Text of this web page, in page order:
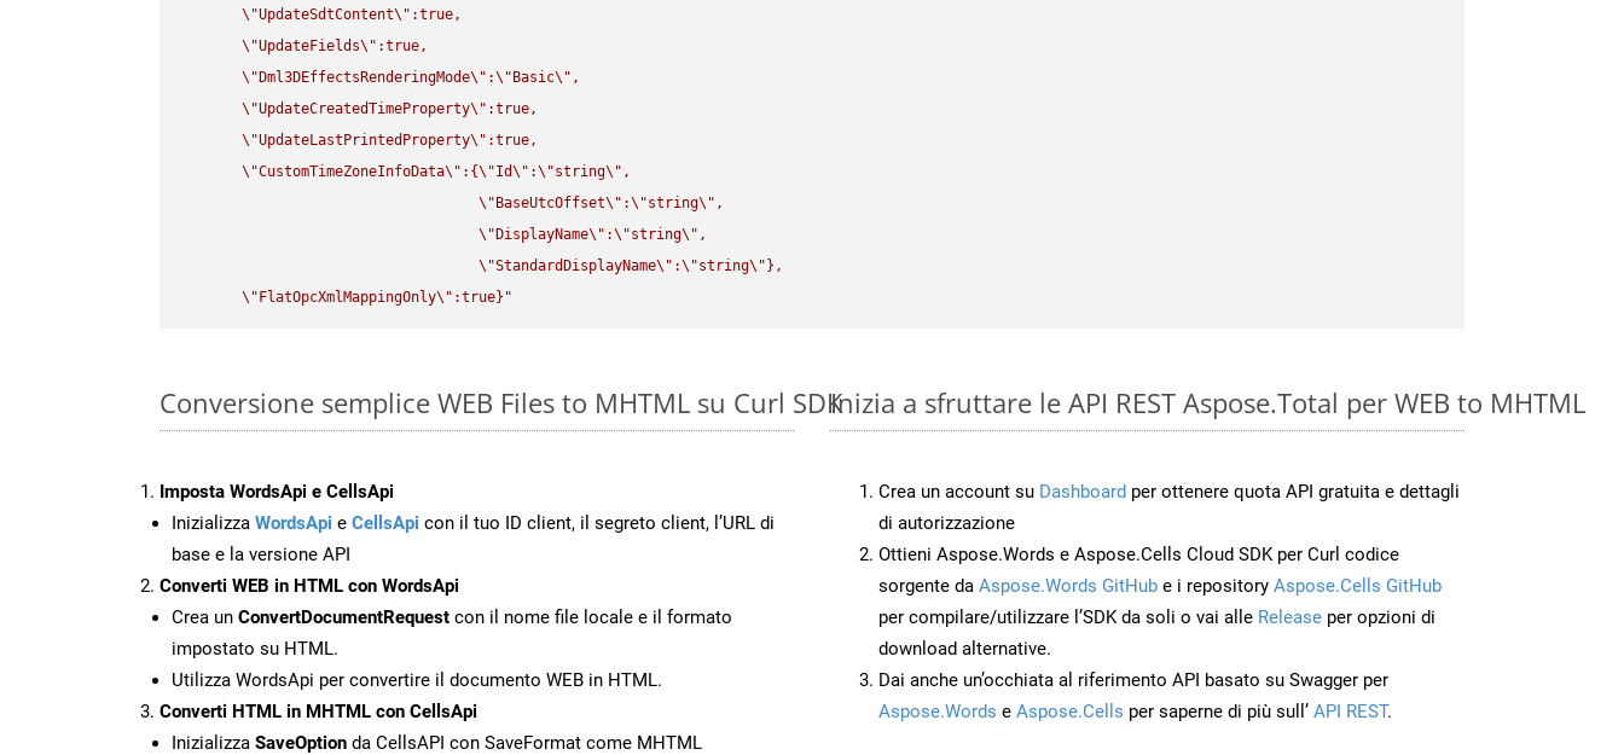
\"UpdateSdtContent\" :true,
\"UpdateFields\" :true,
\" Dml3DEffectsRenderingMode\" :\" Basic\" ,
\"UpdateCreatedTimeProperty\" :true,
\"UpdateLastPrintedProperty\" :true,
\"CustomTimeZoneInfoData\" :{\"Id\" :\"string\" ,
\" BaseUtcOffset\" :\"string\" ,
\" DisplayName\" :\"string\" ,
\"StandardDisplayName\" :\"string\" },
\" FlatOpcXmlMappingOnly\" :true}"
Conversione semplice WEB Files to MHTML su Curl SDK
Imposta WordsApi e CellsApi
Inizializza WordsApi e CellsApi con il tuo ID client, il segreto client, l’URL di
base e la versione API
Converti WEB in HTML con WordsApi
Crea un ConvertDocumentRequest con il nome file locale e il formato
impostato su HTML.
Utilizza WordsApi per convertire il documento WEB in HTML.
Converti HTML in MHTML con CellsApi
Inizializza SaveOption da CellsAPI con SaveFormat come MHTML
Inizia a sfruttare le API REST Aspose.Total per WEB to MHTML
Crea un account su Dashboard per ottenere quota API gratuita e dettagli
di autorizzazione
Ottieni Aspose.Words e Aspose.Cells Cloud SDK per Curl codice
sorgente da Aspose.Words GitHub e i repository Aspose.Cells GitHub
per compilare/utilizzare l’SDK da soli o vai alle Release per opzioni di
download alternative.
Dai anche un’occhiata al riferimento API basato su Swagger per
Aspose.Words e Aspose.Cells per saperne di più sull’ API REST.